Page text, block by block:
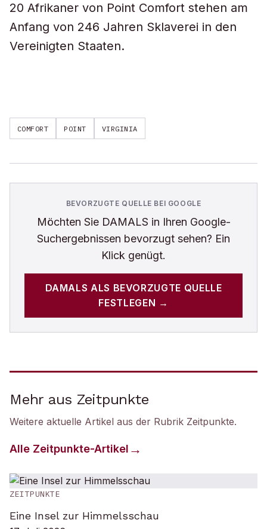
20 Afrikaner von Point Comfort stehen am
Anfang von 246 Jahren Sklaverei in den
Vereinigten Staaten.
COMFORT POINT VIRGINIA
BEVORZUGTE QUELLE BEI GOOGLE
Möchten Sie DAMALS in Ihren Google-
Suchergebnissen bevorzugt sehen? Ein
Klick genügt.
DAMALS ALS BEVORZUGTE QUELLE
FESTLEGEN →
Mehr aus Zeitpunkte
Weitere aktuelle Artikel aus der Rubrik Zeitpunkte.
Alle Zeitpunkte-Artikel
ZEITPUNKTE
Eine Insel zur Himmelsschau